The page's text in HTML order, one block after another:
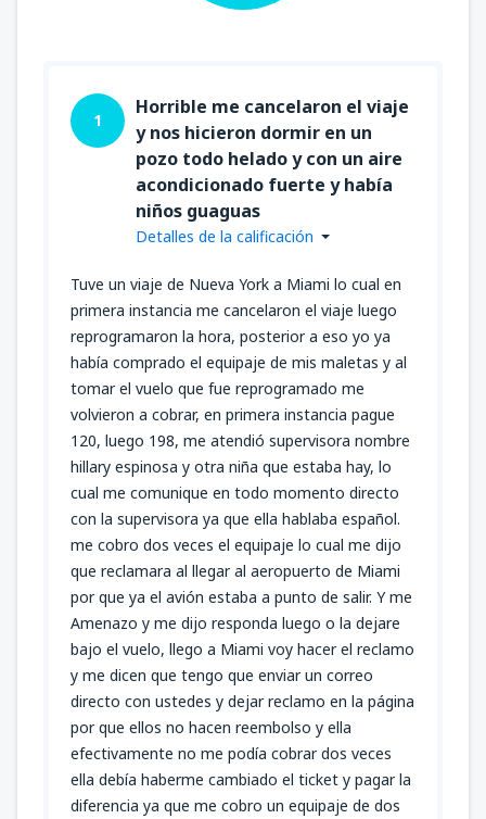
1
Horrible me cancelaron el viaje
y nos hicieron dormir en un
pozo todo helado y con un aire
acondicionado fuerte y había
niños guaguas
Detalles de la calificación
Tuve un viaje de Nueva York a Miami lo cual en
primera instancia me cancelaron el viaje luego
reprogramaron la hora, posterior a eso yo ya
había comprado el equipaje de mis maletas y al
tomar el vuelo que fue reprogramado me
volvieron a cobrar, en primera instancia pague
120, luego 198, me atendió supervisora nombre
hillary espinosa y otra niña que estaba hay, lo
cual me comunique en todo momento directo
con la supervisora ya que ella hablaba español.
me cobro dos veces el equipaje lo cual me dijo
que reclamara al llegar al aeropuerto de Miami
por que ya el avión estaba a punto de salir. Y me
Amenazo y me dijo responda luego o la dejare
bajo el vuelo, llego a Miami voy hacer el reclamo
y me dicen que tengo que enviar un correo
directo con ustedes y dejar reclamo en la página
por que ellos no hacen reembolso y ella
efectivamente no me podía cobrar dos veces
ella debía haberme cambiado el ticket y pagar la
diferencia ya que me cobro un equipaje de dos